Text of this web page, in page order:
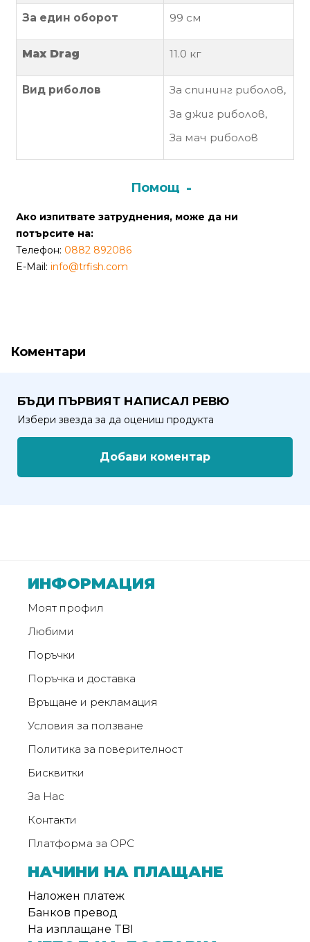
отЗа един оборот 99 см
Max Drag 11.0 кг
Вид риболов За спининг риболов,
За джиг риболов,
За мач риболов
Помощ
Ако изпитвате затруднения, може да ни
потърсите на:
Телефон: 0882 892086
E-Mail: info@trfish.com
Коментари
БЪДИ ПЪРВИЯТ НАПИСАЛ РЕВЮ
Избери звезда за да оцениш продукта
Добави коментар
ИНФОРМАЦИЯ
Моят профил
Любими
Поръчки
Поръчка и доставка
Връщане и рекламация
Условия за ползване
Политика за поверителност
Бисквитки
За Нас
Контакти
Платформа за ОРС
НАЧИНИ НА ПЛАЩАНЕ
Наложен платеж
Банков превод
На изплащане TBI